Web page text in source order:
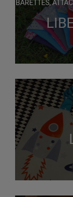
BARETTES,